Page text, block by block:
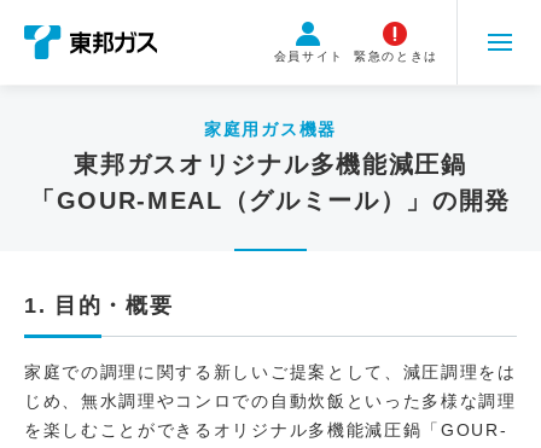
会員サイト 緊急のときは
家庭用ガス機器
東邦ガスオリジナル多機能減圧鍋
「GOUR-MEAL（グルミール）」の開発
1. 目的・概要
家庭での調理に関する新しいご提案として、減圧調理をは
じめ、無水調理やコンロでの自動炊飯といった多様な調理
を楽しむことができるオリジナル多機能減圧鍋「GOUR-